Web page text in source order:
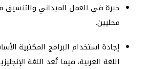
خبرة في العمل الميداني والتنسيق
محليين.
إجادة استخدام البرامج المكتبية
اللغة العربية، فيما تُعد اللغة